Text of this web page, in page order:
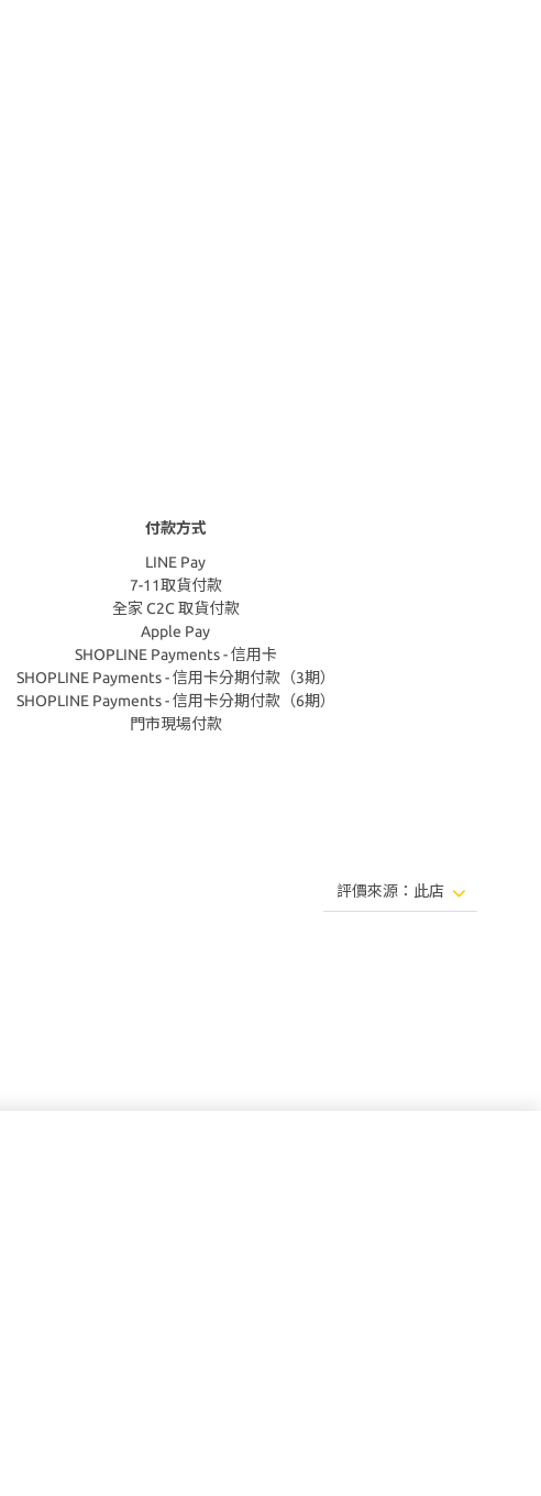
付款方式
LINE Pay
7-11取貨付款
全家 C2C 取貨付款
Apple Pay
SHOPLINE Payments - 信用卡
SHOPLINE Payments - 信用卡分期付款（3期）
SHOPLINE Payments - 信用卡分期付款（6期）
門市現場付款